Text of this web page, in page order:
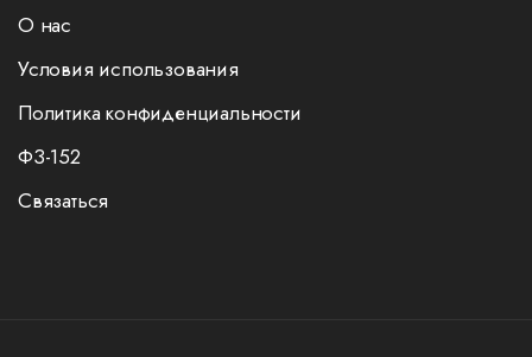
О нас
Условия использования
Политика конфиденциальности
ФЗ-152
Связаться